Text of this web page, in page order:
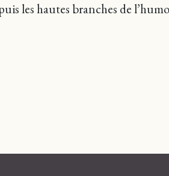
les hautes branches de